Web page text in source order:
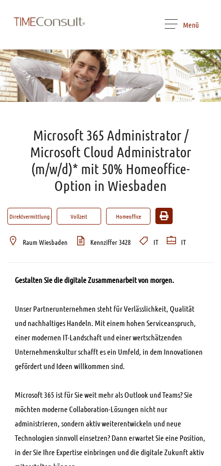
Menü
Microsoft 365 Administrator /
Microsoft Cloud Administrator
(m/w/d)* mit 50% Homeoffice-
Option in Wiesbaden
Direktvermittlung Vollzeit Homeoffice
Raum Wiesbaden Kennziffer 3428 IT IT
Gestalten Sie die digitale Zusammenarbeit von morgen.
Unser Partnerunternehmen steht für Verlässlichkeit, Qualität
und nachhaltiges Handeln. Mit einem hohen Serviceanspruch,
einer modernen IT-Landschaft und einer wertschätzenden
Unternehmenskultur schafft es ein Umfeld, in dem Innovationen
gefördert und Ideen willkommen sind.
Microsoft 365 ist für Sie weit mehr als Outlook und Teams? Sie
möchten moderne Collaboration-Lösungen nicht nur
administrieren, sondern aktiv weiterentwickeln und neue
Technologien sinnvoll einsetzen? Dann erwartet Sie eine Position,
in der Sie Ihre Expertise einbringen und die digitale Zukunft aktiv